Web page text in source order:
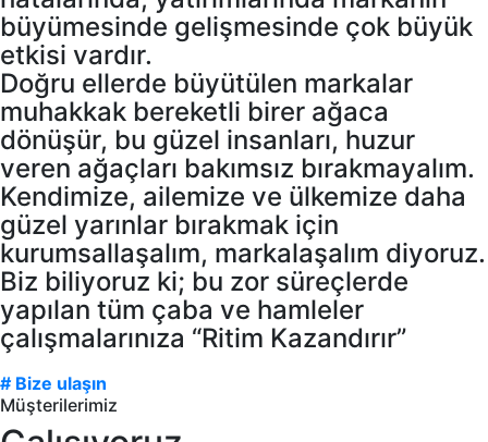
büyümesinde gelişmesinde çok büyük
etkisi vardır.
Doğru ellerde büyütülen markalar
muhakkak bereketli birer ağaca
dönüşür, bu güzel insanları, huzur
veren ağaçları bakımsız bırakmayalım.
Kendimize, ailemize ve ülkemize daha
güzel yarınlar bırakmak için
kurumsallaşalım, markalaşalım diyoruz.
Biz biliyoruz ki; bu zor süreçlerde
yapılan tüm çaba ve hamleler
çalışmalarınıza “Ritim Kazandırır”
# Bize ulaşın
Müşterilerimiz